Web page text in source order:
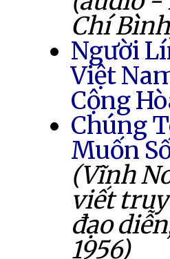
Chí
Người
Việt
Cộng
Chúng
Muốn
(Vĩnh
viết
đạo
1956)